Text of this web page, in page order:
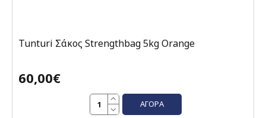
Tunturi Σάκος Strengthbag 5kg Orange
60,00€
ΑΓΟΡΆ